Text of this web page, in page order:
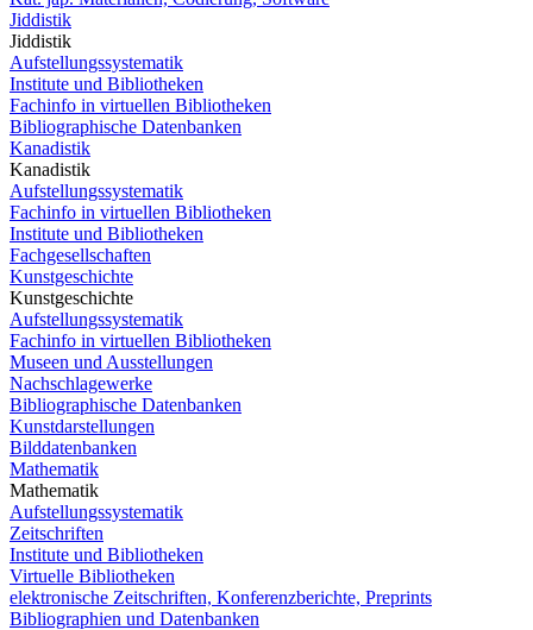
Jiddistik
Jiddistik
Aufstellungssystematik
Institute und Bibliotheken
Fachinfo in virtuellen Bibliotheken
Bibliographische Datenbanken
Kanadistik
Kanadistik
Aufstellungssystematik
Fachinfo in virtuellen Bibliotheken
Institute und Bibliotheken
Fachgesellschaften
Kunstgeschichte
Kunstgeschichte
Aufstellungssystematik
Fachinfo in virtuellen Bibliotheken
Museen und Ausstellungen
Nachschlagewerke
Bibliographische Datenbanken
Kunstdarstellungen
Bilddatenbanken
Mathematik
Mathematik
Aufstellungssystematik
Zeitschriften
Institute und Bibliotheken
Virtuelle Bibliotheken
elektronische Zeitschriften, Konferenzberichte, Preprints
Bibliographien und Datenbanken